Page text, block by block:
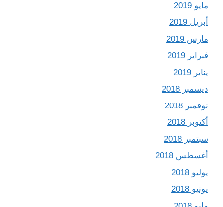
مايو 2019
أبريل 2019
مارس 2019
فبراير 2019
يناير 2019
ديسمبر 2018
نوفمبر 2018
أكتوبر 2018
سبتمبر 2018
أغسطس 2018
يوليو 2018
يونيو 2018